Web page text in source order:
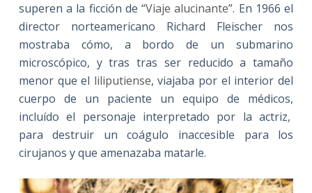
superen a la ficción de “Viaje alucinante”. En 1966 el
director norteamericano Richard Fleischer nos
mostraba cómo, a bordo de un submarino
microscópico, y tras tras ser reducido a tamaño
menor que el liliputiense, viajaba por el interior del
cuerpo de un paciente un equipo de médicos,
incluído el personaje interpretado por la actriz,
para destruir un coágulo inaccesible para los
cirujanos y que amenazaba matarle.